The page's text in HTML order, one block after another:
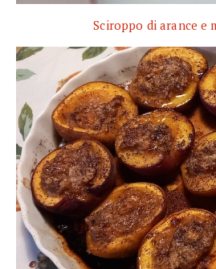
Sciroppo di arance e